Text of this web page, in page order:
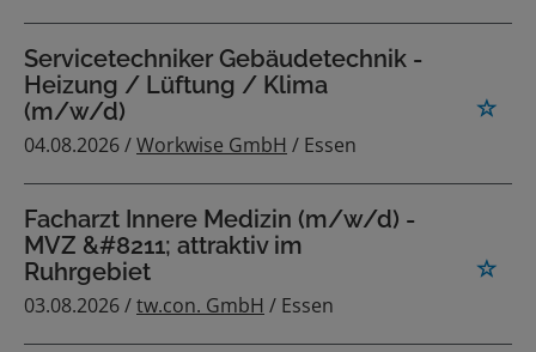
Servicetechniker Gebäudetechnik -
Heizung / Lüftung / Klima
(m/w/d)
04.08.2026 /Workwise GmbH / Essen
Facharzt Innere Medizin (m/w/d) -
MVZ &#8211; attraktiv im
Ruhrgebiet
03.08.2026 /tw.con. GmbH / Essen